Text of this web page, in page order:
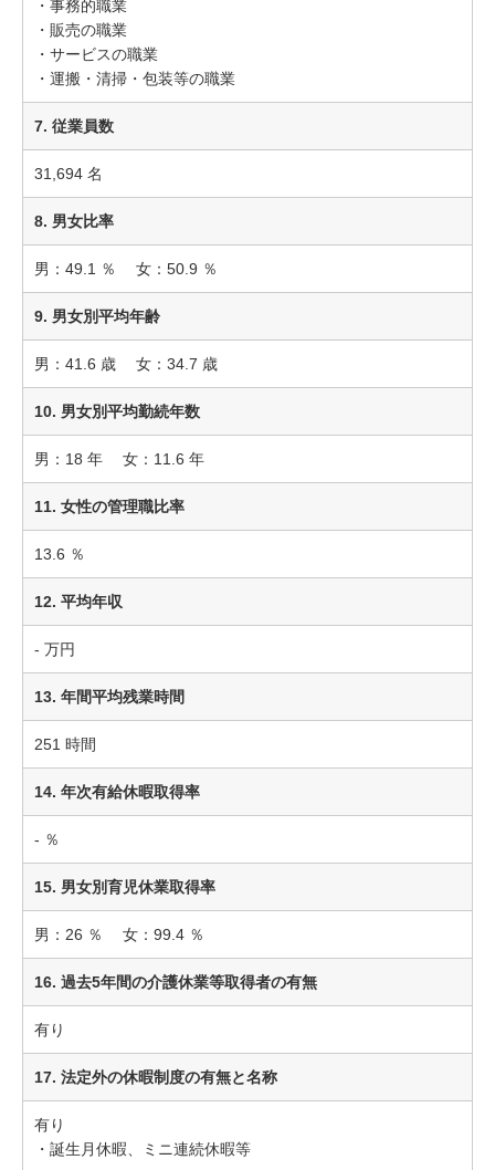
・事務的職業
・販売の職業
・サービスの職業
・運搬・清掃・包装等の職業
7. 従業員数
31,694 名
8. 男女比率
男：49.1 ％ 女：50.9 ％
9. 男女別平均年齢
男：41.6 歳 女：34.7 歳
10. 男女別平均勤続年数
男：18 年 女：11.6 年
11. 女性の管理職比率
13.6 ％
12. 平均年収
- 万円
13. 年間平均残業時間
251 時間
14. 年次有給休暇取得率
- ％
15. 男女別育児休業取得率
男：26 ％ 女：99.4 ％
16. 過去5年間の介護休業等取得者の有無
有り
17. 法定外の休暇制度の有無と名称
有り
・誕生月休暇、ミニ連続休暇等